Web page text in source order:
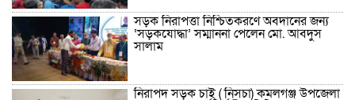
সড়ক নিরাপত্তা নিশ্চিতকরণে অবদানের জন্য
‘সড়কযোদ্ধা’ সম্মাননা পেলেন মো. আবদুস
সালাম
নিরাপদ সড়ক চাই ( নিসচা) কমলগঞ্জ উপজেলা